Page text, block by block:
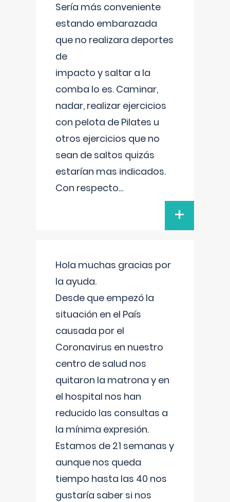
Sería más conveniente
estando embarazada
que no realizara deportes
de
impacto y saltar a la
comba lo es. Caminar,
nadar, realizar ejercicios
con pelota de Pilates u
otros ejercicios que no
sean de saltos quizás
estarían mas indicados.
Con respecto...
+
Hola muchas gracias por
la ayuda.
Desde que empezó la
situación en el País
causada por el
Coronavirus en nuestro
centro de salud nos
quitaron la matrona y en
el hospital nos han
reducido las consultas a
la mínima expresión.
Estamos de 21 semanas y
aunque nos queda
tiempo hasta las 40 nos
gustaría saber si nos